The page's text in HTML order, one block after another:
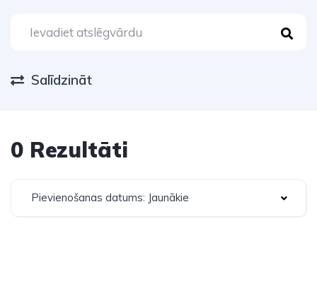
Salīdzināt
0 Rezultāti
Pievienošanas datums: Jaunākie